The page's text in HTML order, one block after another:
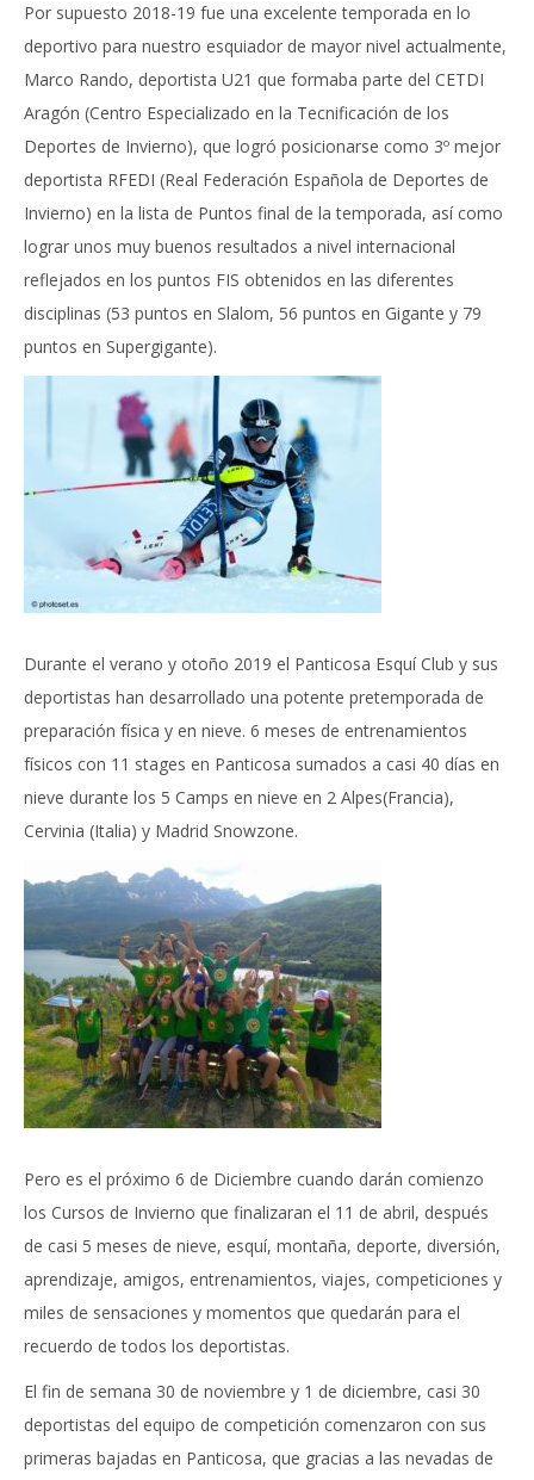
Por supuesto 2018-19 fue una excelente temporada en lo
deportivo para nuestro esquiador de mayor nivel actualmente,
Marco Rando, deportista U21 que formaba parte del CETDI
Aragón (Centro Especializado en la Tecnificación de los
Deportes de Invierno), que logró posicionarse como 3º mejor
deportista RFEDI (Real Federación Española de Deportes de
Invierno) en la lista de Puntos final de la temporada, así como
lograr unos muy buenos resultados a nivel internacional
reflejados en los puntos FIS obtenidos en las diferentes
disciplinas (53 puntos en Slalom, 56 puntos en Gigante y 79
puntos en Supergigante).
Durante el verano y otoño 2019 el Panticosa Esquí Club y sus
deportistas han desarrollado una potente pretemporada de
preparación física y en nieve. 6 meses de entrenamientos
físicos con 11 stages en Panticosa sumados a casi 40 días en
nieve durante los 5 Camps en nieve en 2 Alpes(Francia),
Cervinia (Italia) y Madrid Snowzone.
Pero es el próximo 6 de Diciembre cuando darán comienzo
los Cursos de Invierno que finalizaran el 11 de abril, después
de casi 5 meses de nieve, esquí, montaña, deporte, diversión,
aprendizaje, amigos, entrenamientos, viajes, competiciones y
miles de sensaciones y momentos que quedarán para el
recuerdo de todos los deportistas.
El fin de semana 30 de noviembre y 1 de diciembre, casi 30
deportistas del equipo de competición comenzaron con sus
primeras bajadas en Panticosa, que gracias a las nevadas de